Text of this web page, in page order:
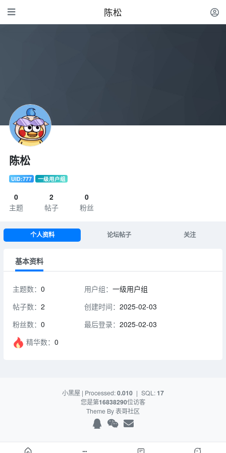
陈松
陈松
UID:777 一级用户组
0
主题
2
帖子
0
粉丝
个人资料 论坛帖子 关注
基本资料
主题数： 0
帖子数： 2
粉丝数： 0
精华数： 0
用户组：一级用户组
创建时间：2025-02-03
最后登录：2025-02-03
小黑屋 | Processed:0.010 | SQL:17
您是第16838290位访客
Theme By表哥社区